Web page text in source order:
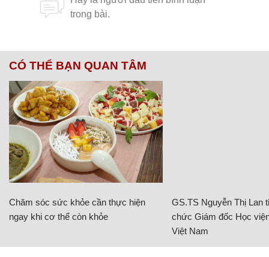
CÓ THỂ BẠN QUAN TÂM
Chăm sóc sức khỏe cần thực hiện
ngay khi cơ thể còn khỏe
GS.TS Nguyễn Thị Lan
chức Giám đốc Học
Việt Nam